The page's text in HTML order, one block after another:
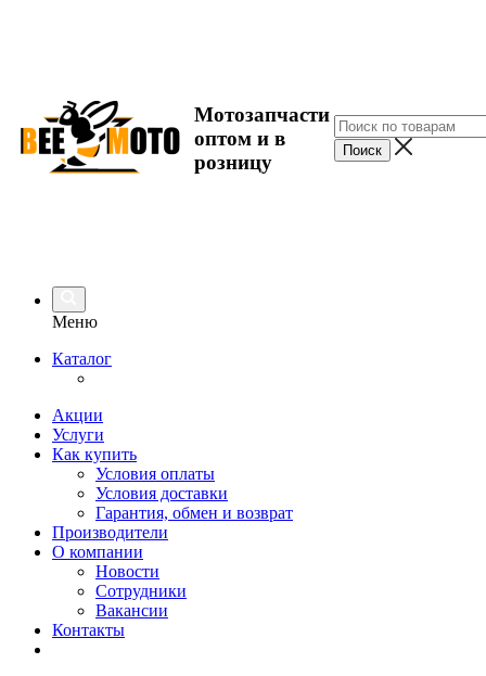
Мотозапчасти
оптом и в
розницу
Меню
Каталог
Акции
Услуги
Как купить
Условия оплаты
Условия доставки
Гарантия, обмен и возврат
Производители
О компании
Новости
Сотрудники
Вакансии
Контакты